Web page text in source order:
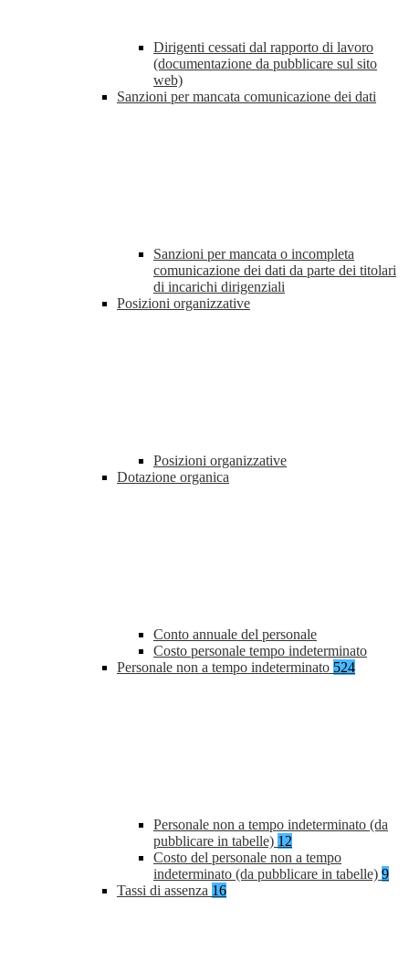
Dirigenti cessati dal rapporto di lavoro
(documentazione da pubblicare sul sito
web)
Sanzioni per mancata comunicazione dei dati
Sanzioni per mancata o incompleta
comunicazione dei dati da parte dei titolari
di incarichi dirigenziali
Posizioni organizzative
Posizioni organizzative
Dotazione organica
Conto annuale del personale
Costo personale tempo indeterminato
Personale non a tempo indeterminato 524
Personale non a tempo indeterminato (da
pubblicare in tabelle) 12
Costo del personale non a tempo
indeterminato (da pubblicare in tabelle) 9
Tassi di assenza 16